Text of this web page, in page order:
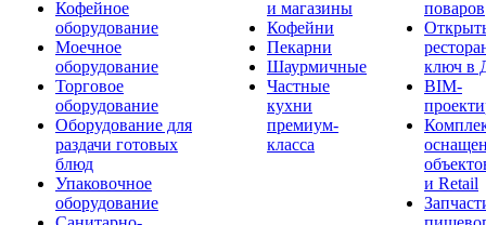
Кофейное
оборудование
Моечное
оборудование
Торговое
оборудование
Оборудование для
раздачи готовых
блюд
Упаковочное
оборудование
и магазины
Кофейни
Пекарни
Шаурмичные
Частные
кухни
премиум-
класса
поваров
ключ в
BIM-
и Retail